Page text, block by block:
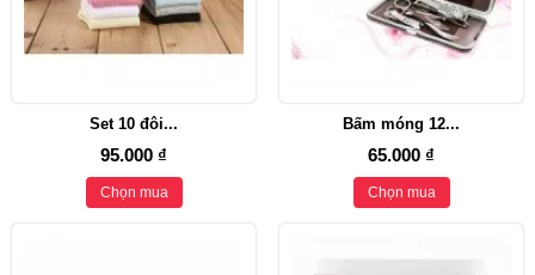
Set 10 đôi...
95.000 ₫
Chọn mua
Bấm móng 12...
65.000 ₫
Chọn mua